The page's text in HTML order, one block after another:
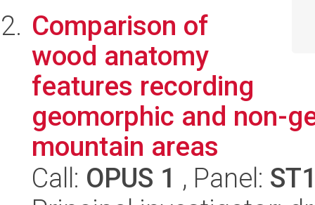
Comparison of
wood anatomy
features recording
geomorphic and non-
mountain areas
Call: OPUS 1 , Panel: